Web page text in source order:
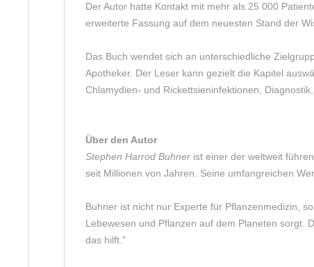
Der Autor hatte Kontakt mit mehr als 25 000
erweiterte Fassung auf dem neuesten Stand der
Das Buch wendet sich an unterschiedliche
Apotheker. Der Leser kann gezielt die Kapitel
Chlamydien- und Rickettsieninfektionen,
Über den Autor
Stephen Harrod Buhner ist einer der weltweit
seit Millionen von Jahren. Seine umfangreichen
Buhner ist nicht nur Experte für Pflanzenmedizin,
Lebewesen und Pflanzen auf dem Planeten sorgt.
das hilft.”